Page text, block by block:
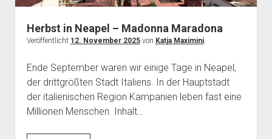
Herbst in Neapel – Madonna Maradona
Veröffentlicht 12. November 2025von Katja Maximini.
Ende September waren wir einige Tage in Neapel,
der drittgrößten Stadt Italiens. In der Hauptstadt
der italienischen Region Kampanien leben fast eine
Millionen Menschen. Inhalt…